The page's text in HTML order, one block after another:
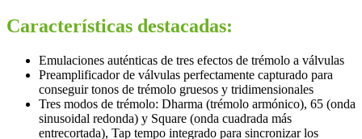
Características destacadas:
Emulaciones auténticas de tres efectos de trémolo a válvulas
Preamplificador de válvulas perfectamente capturado para
conseguir tonos de trémolo gruesos y tridimensionales
Tres modos de trémolo: Dharma (trémolo armónico), 65 (onda
sinusoidal redonda) y Square (onda cuadrada más
entrecortada), Tap tempo integrado para sincronizar los